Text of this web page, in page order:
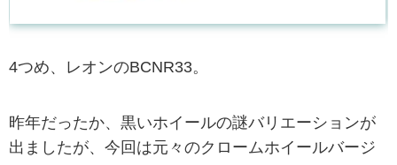
4つめ、レオンのBCNR33。
昨年だったか、黒いホイールの謎バリエーションが
出ましたが、今回は元々のクロームホイールバージ